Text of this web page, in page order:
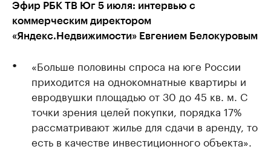
Эфир РБК ТВ Юг 5 июля: интервью с
коммерческим директором
«Яндекс.Недвижимости» Евгением Белокуровым
«Больше половины спроса на юге России
приходится на однокомнатные квартиры и
евродвушки площадью от 30 до 45 кв. м. С
точки зрения целей покупки, порядка 17%
рассматривают жилье для сдачи в аренду, то
есть в качестве инвестиционного объекта».